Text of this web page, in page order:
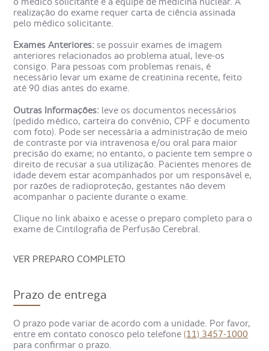
Cintilografia de Perfusão
Cerebral?
Na Cintilografia de Perfusão Cerebral, o paciente deve
permanecer em ambiente silencioso e escuro, sem
estímulos, cerca de 20 minutos. Depois, um medicamento
levemente radioativo é injetado. Aguardam-se alguns
após, o paciente é encaminhado para a máquina de
cintilografia, que fará a captura de imagens.
É utilizada uma bandagem para evitar movimentos da
cabeça durante o exame.
Para que serve o Exame
Cerebral?
Com a Cintilografia de Perfusão Cerebral é possível
O exame permite a visualização de danos cerebrais
decorrentes do uso de drogas, como cocaína e crack, e o
diagnóstico de doenças vasculares cerebrais, bem como o
Alzheimer precoce.
realização do exame requer carta de ciência assinada
pelo médico solicitante.
Exames Anteriores: se possuir exames de imagem
anteriores relacionados ao problema atual, leve-os
consigo. Para pessoas com problemas renais, é
necessário levar um exame de creatinina recente, feito
até 90 dias antes do exame.
Outras Informações: leve os documentos necessários
(pedido médico, carteira do convênio, CPF e documento
com foto). Pode ser necessária a administração de meio
de contraste por via intravenosa e/ou oral para maior
precisão do exame; no entanto, o paciente tem sempre o
direito de recusar a sua utilização. Pacientes menores de
idade devem estar acompanhados por um responsável e,
por razões de radioproteção, gestantes não devem
acompanhar o paciente durante o exame.
Clique no link abaixo e acesse o preparo completo para o
exame de Cintilografia de Perfusão Cerebral.
VER PREPARO COMPLETO
Prazo de entrega
O prazo pode variar de acordo com a unidade. Por favor,
entre em contato conosco pelo telefone(11) 3457-1000
para confirmar o prazo.